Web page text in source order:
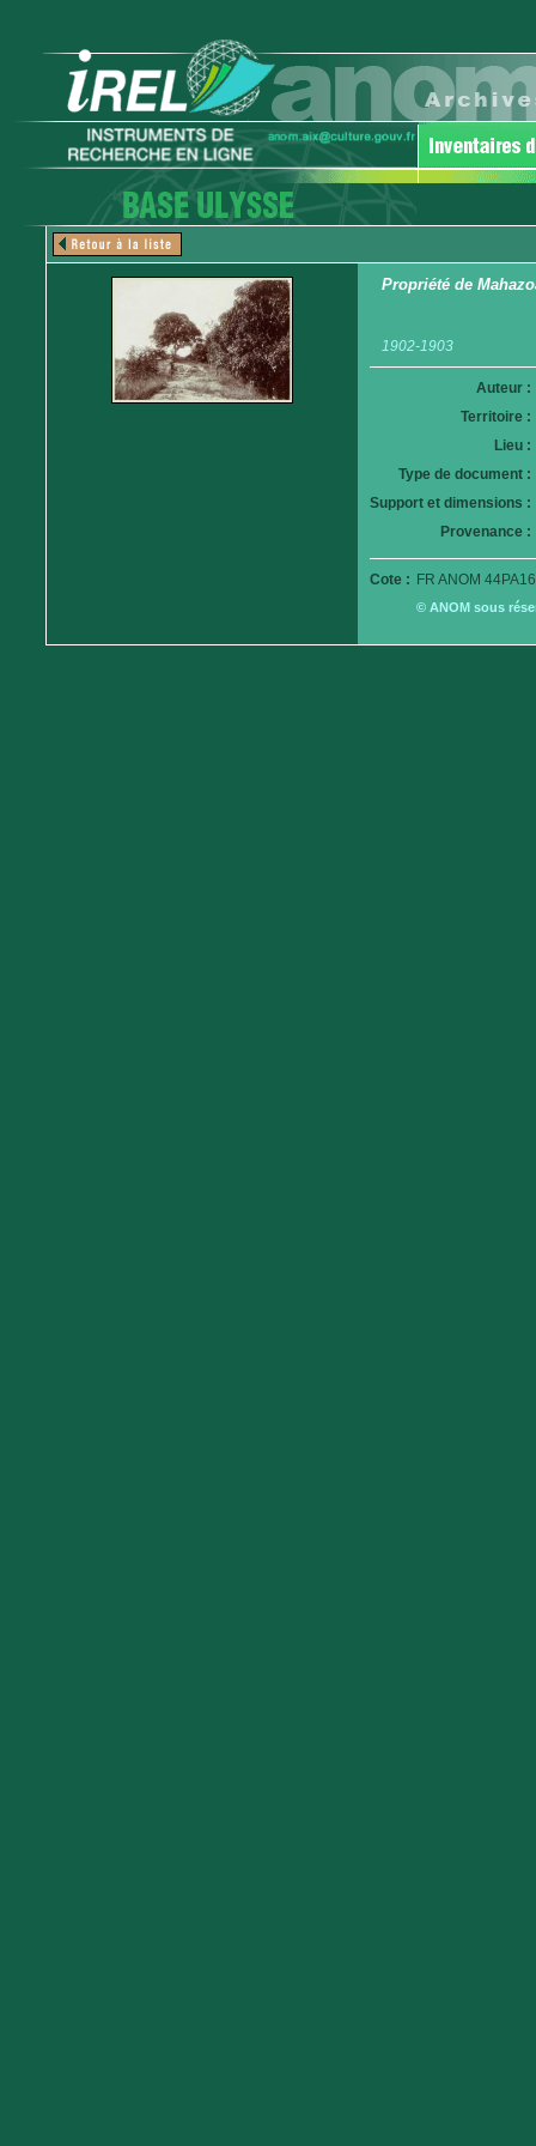
Propriété de
1902-1903
Auteur :
Territoire :
Lieu :
Type de document :
Support et dimensions :
Provenance :
Cote : FR ANOM
© ANOM sous